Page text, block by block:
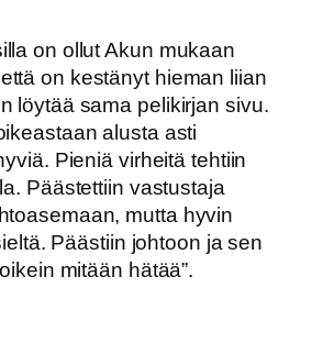
on ollut Akun mukaan
on kestänyt hieman liian
löytää sama pelikirjan sivu.
alusta asti
Pieniä virheitä tehtiin
Päästettiin vastustaja
mutta hyvin
Päästiin johtoon ja sen
mitään hätää”.